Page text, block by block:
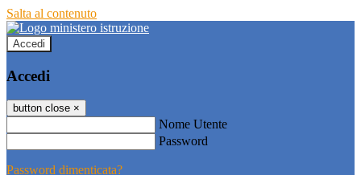
Salta al contenuto
Accedi
Accedi
button close ×
Nome Utente
Password
Password dimenticata?